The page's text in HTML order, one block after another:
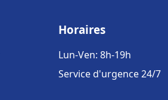
Horaires
Lun-Ven: 8h-19h
Service d'urgence 24/7